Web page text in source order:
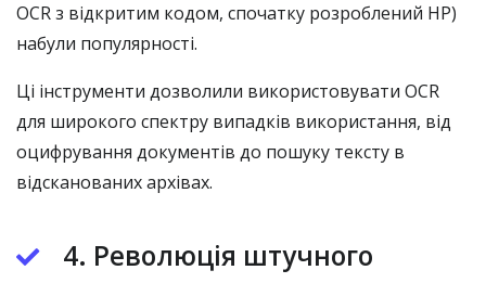
OCR з відкритим кодом, спочатку розроблений HP)
набули популярності.
Ці інструменти дозволили використовувати OCR
для широкого спектру випадків використання, від
оцифрування документів до пошуку тексту в
відсканованих архівах.
4. Революція штучного